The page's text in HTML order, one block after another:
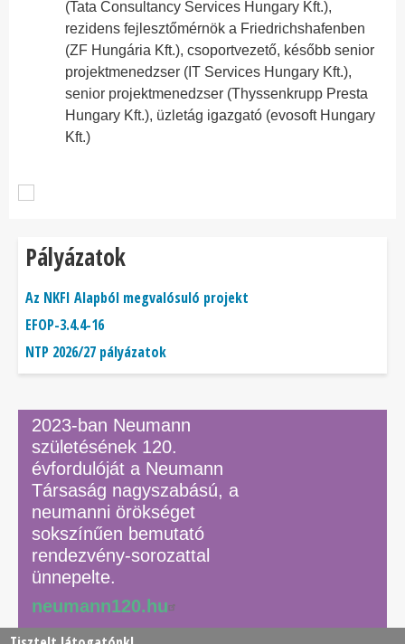
(Tata Consultancy Services Hungary Kft.),
rezidens fejlesztőmérnök a Friedrichshafenben
(ZF Hungária Kft.), csoportvezető, később senior
projektmenedzser (IT Services Hungary Kft.),
senior projektmenedzser (Thyssenkrupp Presta
Hungary Kft.), üzletág igazgató (evosoft Hungary
Kft.)
Pályázatok
Az NKFI Alapból megvalósuló projekt
EFOP-3.4.4-16
NTP 2026/27 pályázatok
2023-ban Neumann
születésének 120.
évfordulóját a Neumann
Társaság nagyszabású, a
neumanni örökséget
sokszínűen bemutató
rendezvény-sorozattal
ünnepelte.
neumann120.hu